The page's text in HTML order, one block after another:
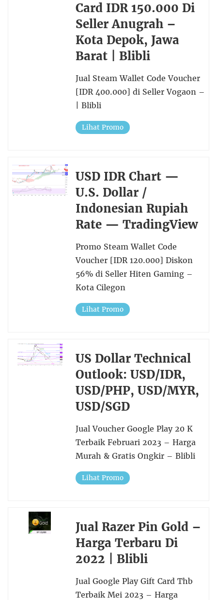
Card IDR 150.000 Di
Seller Anugrah –
Kota Depok, Jawa
Barat | Blibli
Jual Steam Wallet Code Voucher
[IDR 400.000] di Seller Vogaon –
| Blibli
Lihat Promo
USD IDR Chart —
U.S. Dollar /
Indonesian Rupiah
Rate — TradingView
Promo Steam Wallet Code
Voucher [IDR 120.000] Diskon
56% di Seller Hiten Gaming –
Kota Cilegon
Lihat Promo
US Dollar Technical
Outlook: USD/IDR,
USD/PHP, USD/MYR,
USD/SGD
Jual Voucher Google Play 20 K
Terbaik Februari 2023 – Harga
Murah & Gratis Ongkir – Blibli
Lihat Promo
Jual Razer Pin Gold –
Harga Terbaru Di
2022 | Blibli
Jual Google Play Gift Card Thb
Terbaik Mei 2023 – Harga